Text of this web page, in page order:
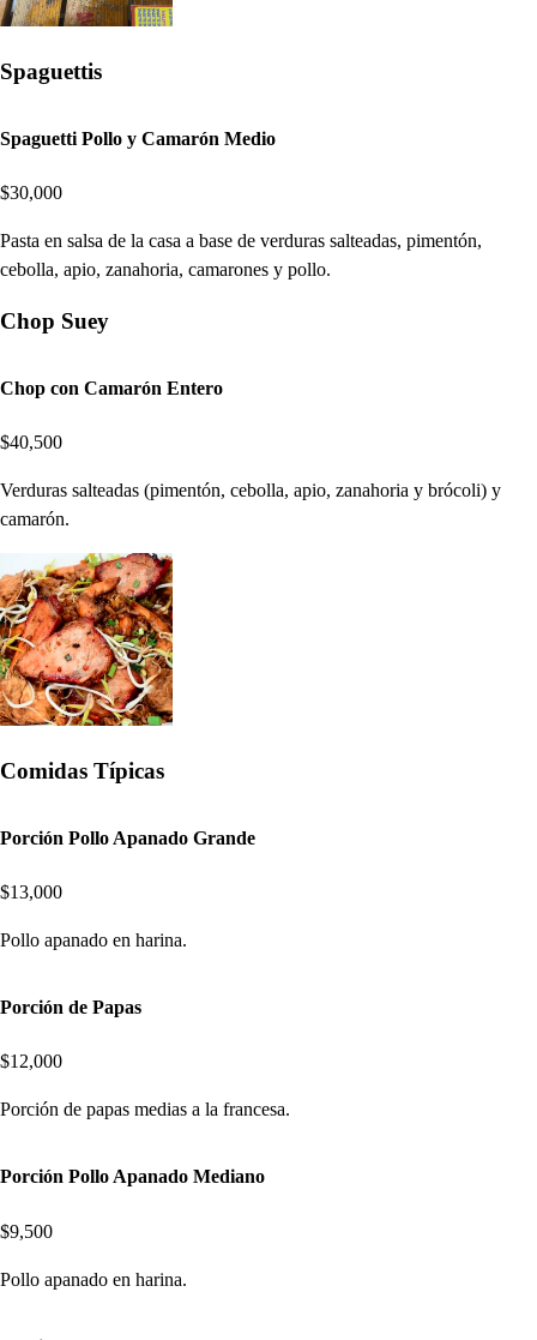
Spaguettis
Spaguetti Pollo y Camarón Medio
$30,000
Pasta en salsa de la casa a base de verduras salteadas, pimentón,
cebolla, apio, zanahoria, camarones y pollo.
Chop Suey
Chop con Camarón Entero
$40,500
Verduras salteadas (pimentón, cebolla, apio, zanahoria y brócoli) y
camarón.
Comidas Típicas
Porción Pollo Apanado Grande
$13,000
Pollo apanado en harina.
Porción de Papas
$12,000
Porción de papas medias a la francesa.
Porción Pollo Apanado Mediano
$9,500
Pollo apanado en harina.